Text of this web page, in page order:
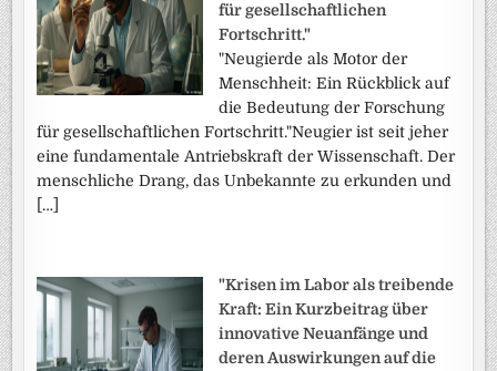
für gesellschaftlichen
Fortschritt."
"Neugierde als Motor der
Menschheit: Ein Rückblick auf
die Bedeutung der Forschung
für gesellschaftlichen Fortschritt."Neugier ist seit jeher
eine fundamentale Antriebskraft der Wissenschaft. Der
menschliche Drang, das Unbekannte zu erkunden und
[…]
"Krisen im Labor als treibende
Kraft: Ein Kurzbeitrag über
innovative Neuanfänge und
deren Auswirkungen auf die